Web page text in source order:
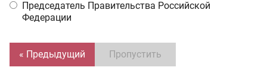
Председатель Правительства Российской
Федерации
« Предыдущий Пропустить